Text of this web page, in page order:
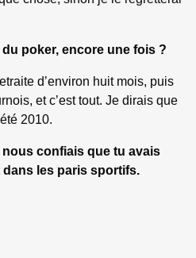
poker, encore une fois ?
d’environ huit mois, puis
et c’est tout. Je dirais que
2010.
nous confiais que tu avais
dans les paris sportifs.